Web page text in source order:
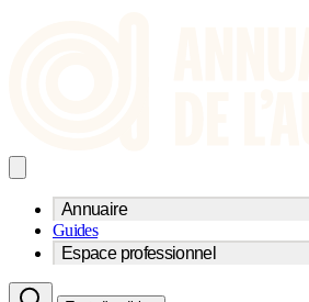
Annuaire
Trouvez un professionnel de l'audition
Centre d'audioprothèse
Guides
Espace professionnel
Acteurs et services